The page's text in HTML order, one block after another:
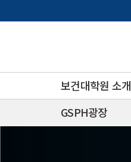
로
보건대학원 소개
GSPH광장